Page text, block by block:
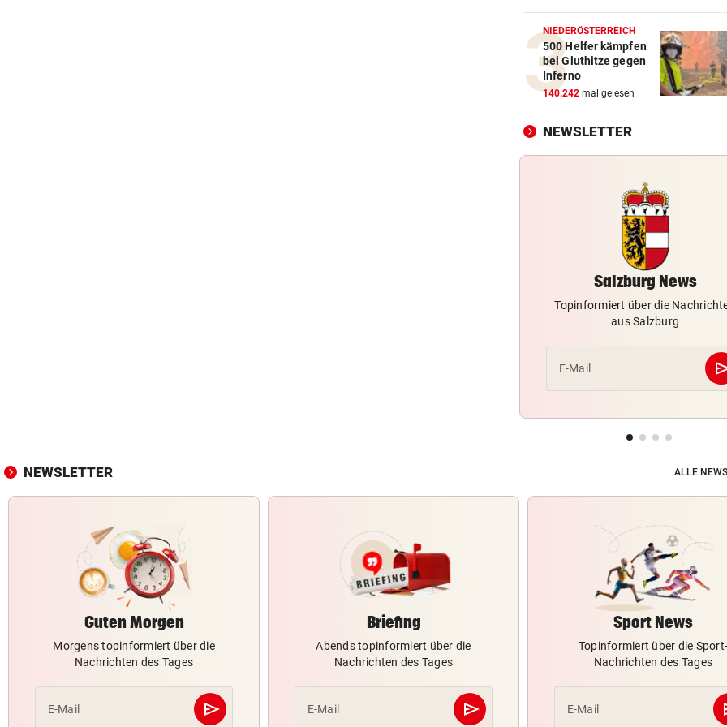
„Die Favoritenrolle nehmen
nicht an!“
NACH REGENPAUSE vor
Wer auf die Fortsetzung der
GROSSEINSATZ NACH FUND
Salzburg: Granate sorgte für
nächtliche Sperre
„IST KEINE ARBEIT“
Kanzler empört mit Sager
Kinderbetreuung
NIEDERÖSTERREICH
500 Helfer kämpfen
bei Gluthitze gegen
Inferno
140.242 mal gelesen
NEWSLETTER
Salzburg News
Topinformiert über die
aus Salzburg
E-Mail
NEWSLETTER ALLE
Guten Morgen
Morgens topinformiert über die
Nachrichten des Tages
E-Mail send
Abschicken
Briefing
Abends topinformiert über die
Nachrichten des Tages
E-Mail send
Abschicken
Sport News
Topinformiert über die Sport-
Nachrichten des Tages
E-Mail